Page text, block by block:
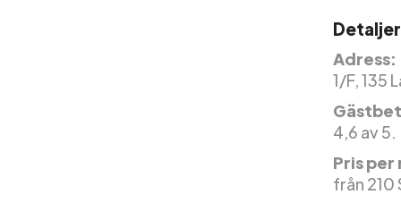
Adress:
1/F, 135
4,6 av 5.
Pris
från 210